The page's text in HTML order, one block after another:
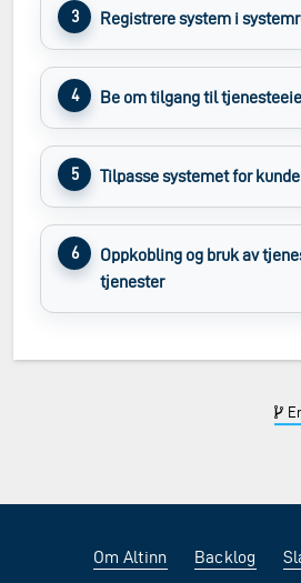
Registrere system i
Be om tilgang til
Tilpasse systemet for
Oppkobling og bruk av
tjenester
Om Altinn Backlog